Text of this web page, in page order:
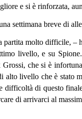
e si è rinforzata,
settimana breve di
partita molto difficile, –
livello, e su
Grossi, che si è
alto livello che è stato
difficoltà di questo
di arrivarci al